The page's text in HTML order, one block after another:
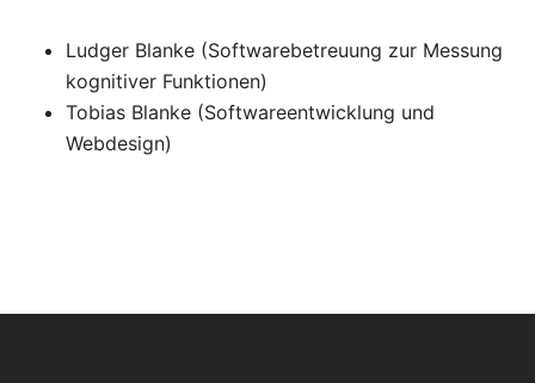
Ludger Blanke (Softwarebetreuung zur Messung
kognitiver Funktionen)
Tobias Blanke (Softwareentwicklung und
Webdesign)